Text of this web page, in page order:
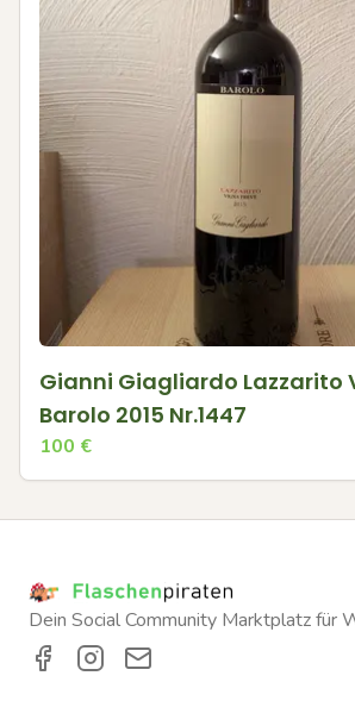
Gianni Giagliardo Lazzarito
Barolo 2015 Nr.1447
100 €
Dein Social Community Marktplatz für